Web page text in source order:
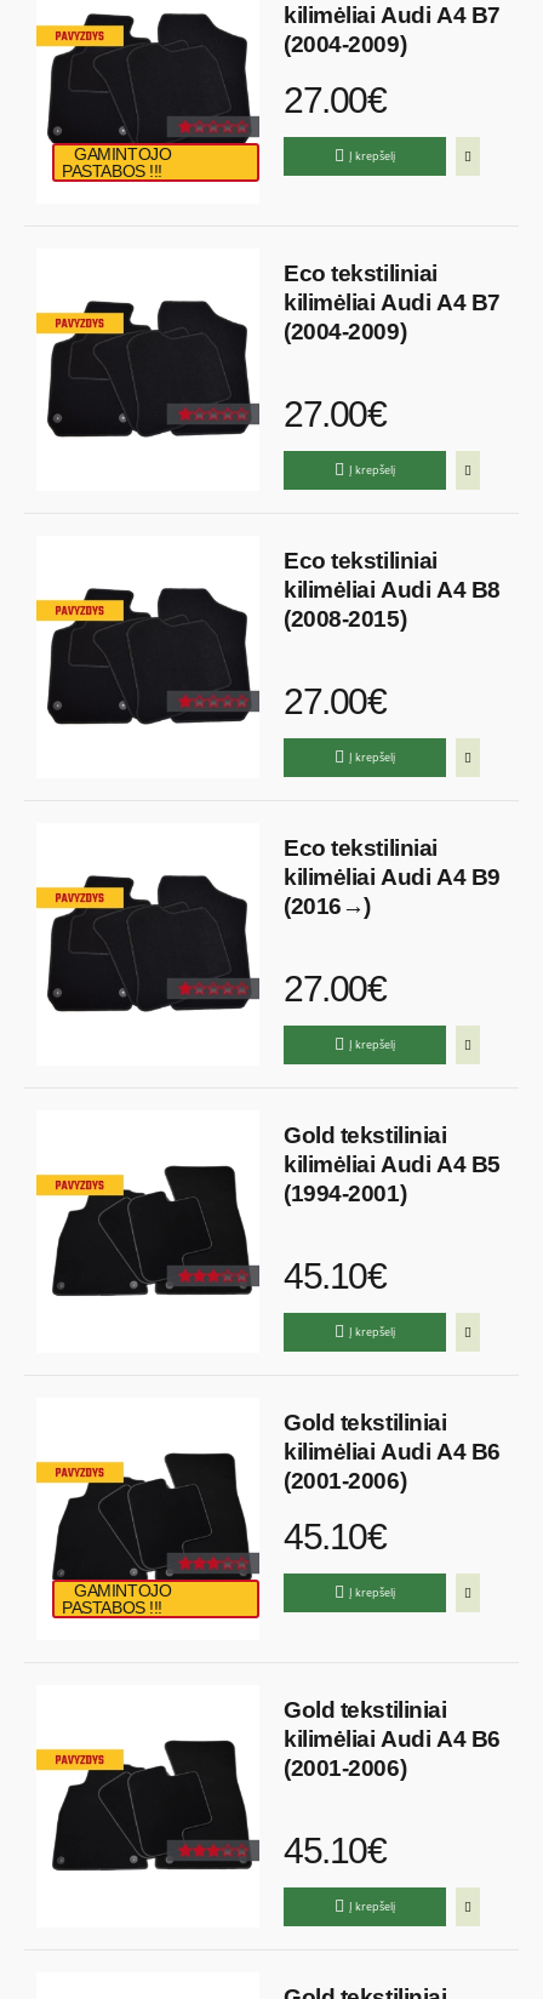
GAMINTOJO
PASTABOS !!!
kilimėliai Audi A4 B7
(2004-2009)
27.00€
Į krepšelį
Eco tekstiliniai
kilimėliai Audi A4 B7
(2004-2009)
27.00€
Į krepšelį
Eco tekstiliniai
kilimėliai Audi A4 B8
(2008-2015)
27.00€
Į krepšelį
Eco tekstiliniai
kilimėliai Audi A4 B9
(2016→)
27.00€
Į krepšelį
Gold tekstiliniai
kilimėliai Audi A4 B5
(1994-2001)
45.10€
Į krepšelį
GAMINTOJO
PASTABOS !!!
Gold tekstiliniai
kilimėliai Audi A4 B6
(2001-2006)
45.10€
Į krepšelį
Gold tekstiliniai
kilimėliai Audi A4 B6
(2001-2006)
45.10€
Į krepšelį